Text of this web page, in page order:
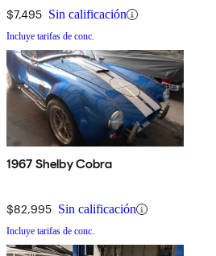
$7,495 Sin calificación
Incluye tarifas de conc.
1967 Shelby Cobra
$82,995 Sin calificación
Incluye tarifas de conc.